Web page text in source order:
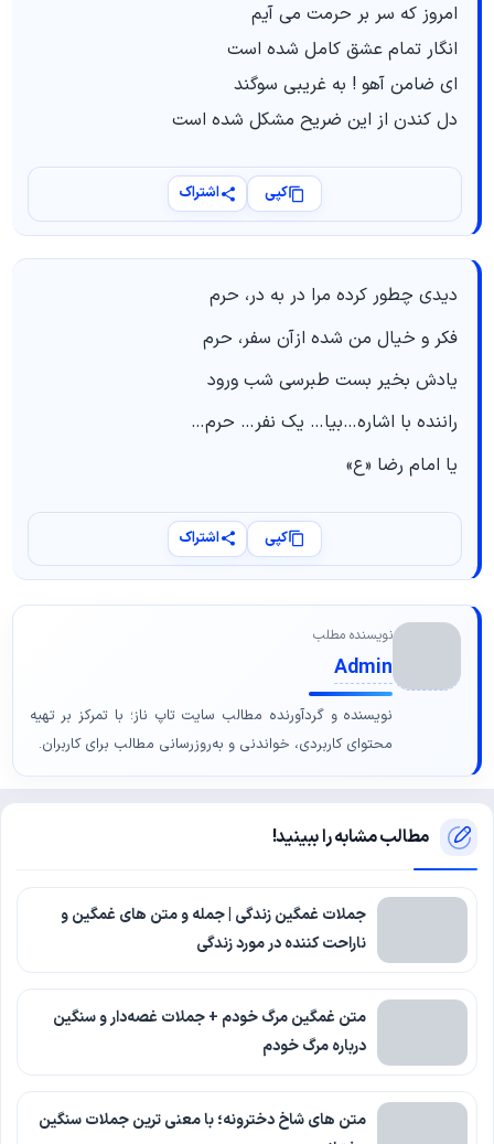
امروز که سر بر حرمت می آیم
انگار تمام عشق کامل شده است
ای ضامن آهو ! به غریبی سوگند
دل کندن از این ضریح مشکل شده است
کپی اشتراک
دیدی چطور کرده مرا در به در، حرم
فکر و خیال من شده ازآن سفر، حرم
یادش بخیر بست طبرسی شب ورود
راننده با اشاره…بیا… یک نفر… حرم…
یا امام رضا «ع»
کپی اشتراک
نویسنده مطلب
Admin
نویسنده و گردآورنده مطالب سایت تاپ ناز؛ با تمرکز بر تهیه
محتوای کاربردی، خواندنی و به‌روزرسانی مطالب برای کاربران.
مطالب مشابه را ببینید!
جملات غمگین زندگی | جمله و متن های غمگین و
ناراحت کننده در مورد زندگی
متن غمگین مرگ خودم + جملات غصه‌دار و سنگین
درباره مرگ خودم
متن های شاخ دخترونه؛ با معنی ترین جملات سنگین